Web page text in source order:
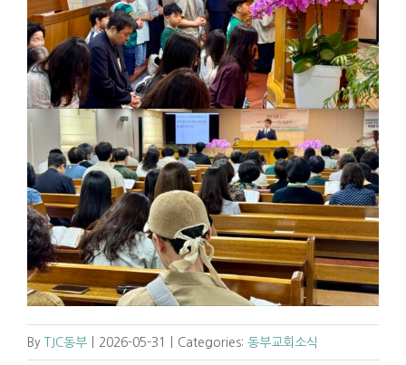
By TJC동부 2026-05-31 Categories: 동부교회소식